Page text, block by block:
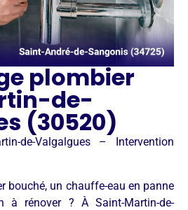
plombier
de-
(30520)
de-Valgalgues – Intervention
bouché, un chauffe-eau en panne
rénover ? À Saint-Martin-de-